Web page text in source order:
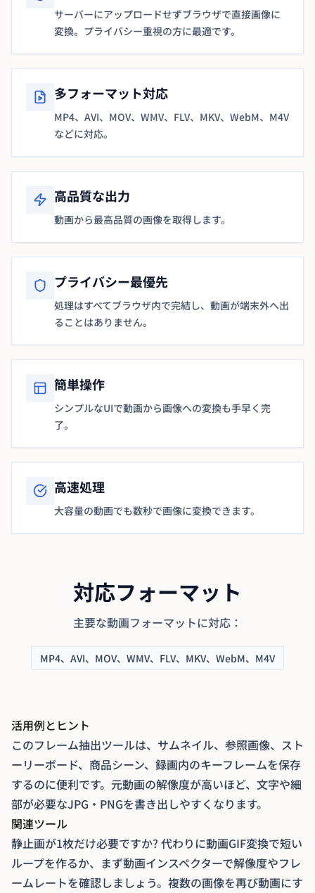
サーバーにアップロードせずブラウザで直接画像に
変換。プライバシー重視の方に最適です。
多フォーマット対応
MP4、AVI、MOV、WMV、FLV、MKV、WebM、M4V
などに対応。
高品質な出力
動画から最高品質の画像を取得します。
プライバシー最優先
処理はすべてブラウザ内で完結し、動画が端末外へ出
ることはありません。
簡単操作
シンプルなUIで動画から画像への変換も手早く完
了。
高速処理
大容量の動画でも数秒で画像に変換できます。
対応フォーマット
主要な動画フォーマットに対応：
MP4、AVI、MOV、WMV、FLV、MKV、WebM、M4V
活用例とヒント
このフレーム抽出ツールは、サムネイル、参照画像、スト
ーリーボード、商品シーン、録画内のキーフレームを保存
するのに便利です。元動画の解像度が高いほど、文字や細
部が必要なJPG・PNGを書き出しやすくなります。
関連ツール
静止画が1枚だけ必要ですか? 代わりに動画GIF変換で短い
ループを作るか、まず動画インスペクターで解像度やフレ
ームレートを確認しましょう。複数の画像を再び動画にす